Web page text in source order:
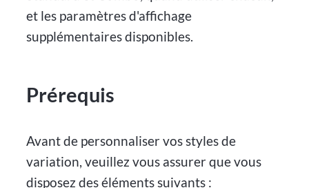
et les paramètres d'affichage
supplémentaires disponibles.
Prérequis
Avant de personnaliser vos styles de
variation, veuillez vous assurer que vous
disposez des éléments suivants :